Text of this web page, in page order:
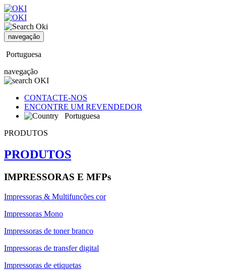
navegação
Portuguesa
navegação
CONTACTE-NOS
ENCONTRE UM REVENDEDOR
Portuguesa
PRODUTOS
PRODUTOS
IMPRESSORAS E MFPs
Impressoras & Multifunções cor
Impressoras Mono
Impressoras de toner branco
Impressoras de transfer digital
Impressoras de etiquetas